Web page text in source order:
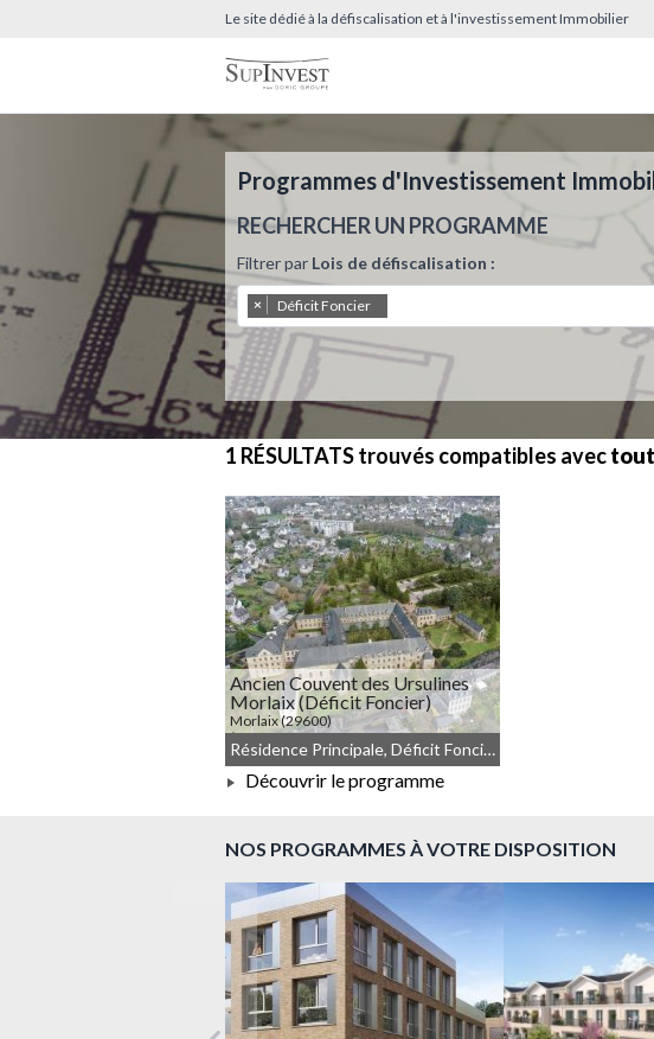
Le site dédié à la défiscalisation et à l'investissement Immobilier
Programmes d'Investissement
RECHERCHER UN PROGRAMME
Filtrer par Lois de défiscalisation :
× Déficit Foncier
1 RÉSULTATStrouvés compatibles avec
Ancien Couvent des Ursulines
Morlaix (Déficit Foncier)
Morlaix (29600)
À PARTIR DE 214 000,00 €
À PARTIR DE 214 000,00 €
Résidence Principale, Déficit Foncier, Droit commun, Meublé non géré
Découvrir le programme
NOS PROGRAMMES À VOTRE DISPOSITION